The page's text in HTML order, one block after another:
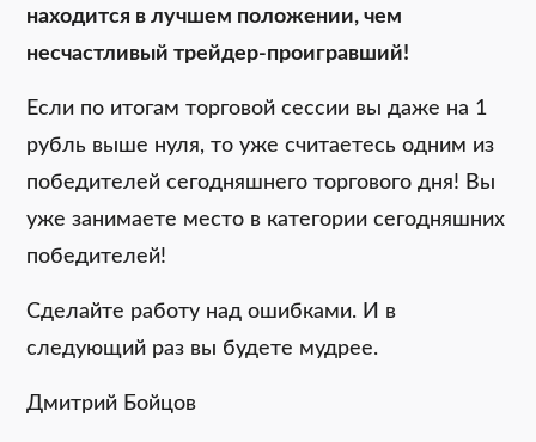
находится в лучшем положении, чем
несчастливый трейдер-проигравший!
Если по итогам торговой сессии вы даже на 1
рубль выше нуля, то уже считаетесь одним из
победителей сегодняшнего торгового дня! Вы
уже занимаете место в категории сегодняшних
победителей!
Сделайте работу над ошибками. И в
следующий раз вы будете мудрее.
Дмитрий Бойцов